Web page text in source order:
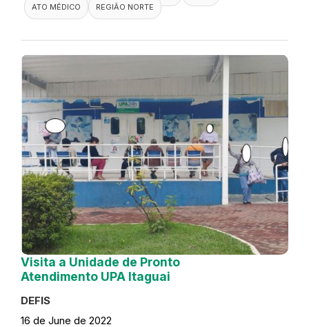
ATO MÉDICO
REGIÃO NORTE
Visita a Unidade de Pronto
Atendimento UPA Itaguai
DEFIS
16 de June de 2022